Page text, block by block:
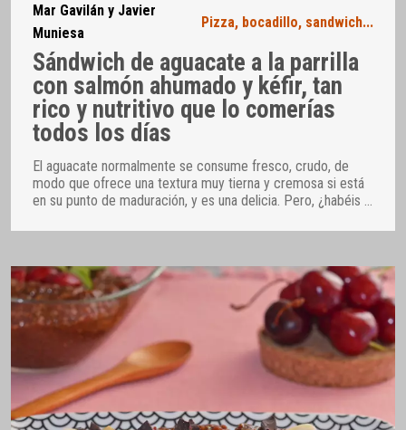
Mar Gavilán y Javier
Muniesa
Pizza, bocadillo, sandwich...
Sándwich de aguacate a la parrilla
con salmón ahumado y kéfir, tan
rico y nutritivo que lo comerías
todos los días
El aguacate normalmente se consume fresco, crudo, de
modo que ofrece una textura muy tierna y cremosa si está
en su punto de maduración, y es una delicia. Pero, ¿habéis …